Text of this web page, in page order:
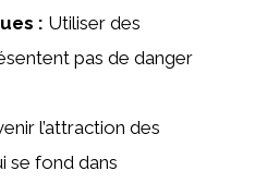
: Utiliser des
pas de danger
l’attraction des
se fond dans